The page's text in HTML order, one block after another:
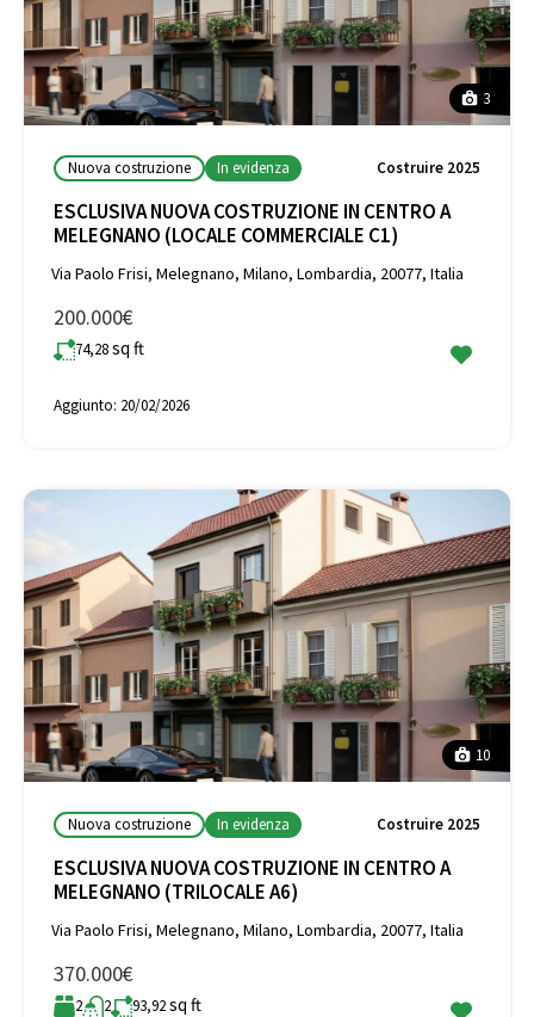
3
Nuova costruzione In evidenza Costruire 2025
ESCLUSIVA NUOVA COSTRUZIONE IN CENTRO A
MELEGNANO (LOCALE COMMERCIALE C1)
Via Paolo Frisi, Melegnano, Milano, Lombardia, 20077, Italia
200.000€
74,28sq ft
Aggiunto: 20/02/2026
10
Nuova costruzione In evidenza Costruire 2025
ESCLUSIVA NUOVA COSTRUZIONE IN CENTRO A
MELEGNANO (TRILOCALE A6)
Via Paolo Frisi, Melegnano, Milano, Lombardia, 20077, Italia
370.000€
2 2 93,92sq ft